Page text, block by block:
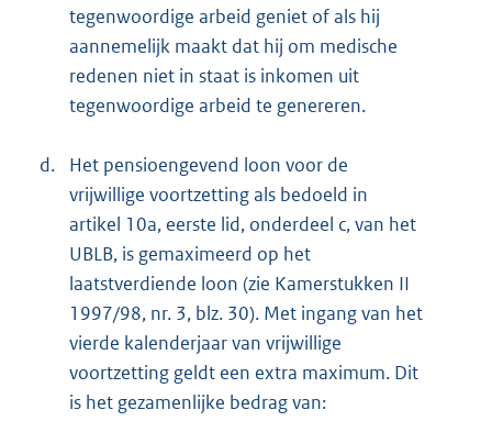
tegenwoordige arbeid geniet of als hij
aannemelijk maakt dat hij om medische
redenen niet in staat is inkomen uit
tegenwoordige arbeid te genereren.
d.
Het pensioengevend loon voor de
vrijwillige voortzetting als bedoeld in
artikel 10a, eerste lid, onderdeel c, van het
UBLB, is gemaximeerd op het
laatstverdiende loon (zie Kamerstukken II
1997/98, nr. 3, blz. 30). Met ingang van het
vierde kalenderjaar van vrijwillige
voortzetting geldt een extra maximum. Dit
is het gezamenlijke bedrag van: